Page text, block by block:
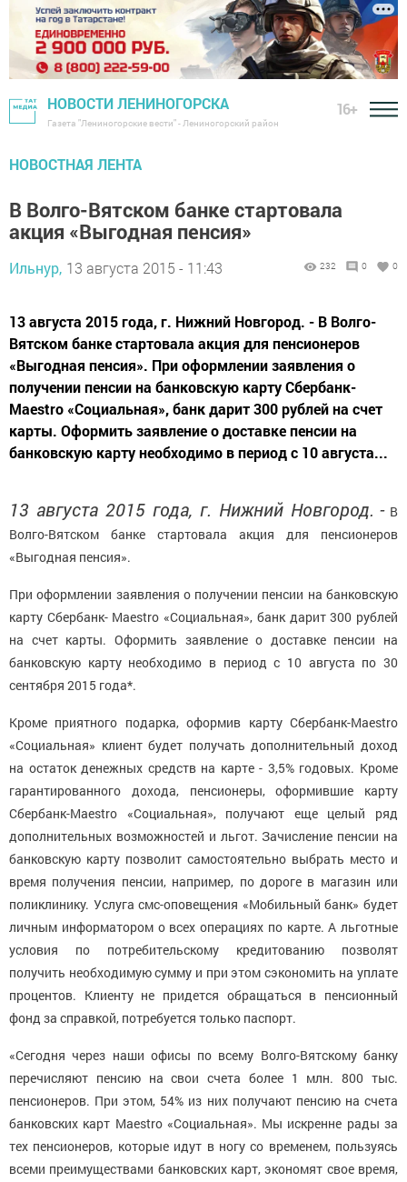
НОВОСТИ ЛЕНИНОГОРСКА
Газета "Лениногорские вести" - Лениногорский район
16+
НОВОСТНАЯ ЛЕНТА
В Волго-Вятском банке стартовала
акция «Выгодная пенсия»
Ильнур, 13 августа 2015 - 11:43 232 0 0
13 августа 2015 года, г. Нижний Новгород. - В Волго-
Вятском банке стартовала акция для пенсионеров
«Выгодная пенсия». При оформлении заявления о
получении пенсии на банковскую карту Сбербанк-
Maestro «Социальная», банк дарит 300 рублей на счет
карты. Оформить заявление о доставке пенсии на
банковскую карту необходимо в период с 10 августа...
13 августа 2015 года, г. Нижний Новгород. -В
Волго-Вятском банке стартовала акция для пенсионеров
«Выгодная пенсия».
При оформлении заявления о получении пенсии на банковскую
карту Сбербанк- Maestro «Социальная», банк дарит 300 рублей
на счет карты. Оформить заявление о доставке пенсии на
банковскую карту необходимо в период с 10 августа по 30
сентября 2015 года*.
Кроме приятного подарка, оформив карту Сбербанк-Maestro
«Социальная» клиент будет получать дополнительный доход
на остаток денежных средств на карте - 3,5% годовых. Кроме
гарантированного дохода, пенсионеры, оформившие карту
Сбербанк-Maestro «Социальная», получают еще целый ряд
дополнительных возможностей и льгот. Зачисление пенсии на
банковскую карту позволит самостоятельно выбрать место и
время получения пенсии, например, по дороге в магазин или
поликлинику. Услуга смс-оповещения «Мобильный банк» будет
личным информатором о всех операциях по карте. А льготные
условия по потребительскому кредитованию позволят
получить необходимую сумму и при этом сэкономить на уплате
процентов. Клиенту не придется обращаться в пенсионный
фонд за справкой, потребуется только паспорт.
«Сегодня через наши офисы по всему Волго-Вятскому банку
перечисляют пенсию на свои счета более 1 млн. 800 тыс.
пенсионеров. При этом, 54% из них получают пенсию на счета
банковских карт Maestro «Социальная». Мы искренне рады за
тех пенсионеров, которые идут в ногу со временем, пользуясь
всеми преимуществами банковских карт, экономят свое время,